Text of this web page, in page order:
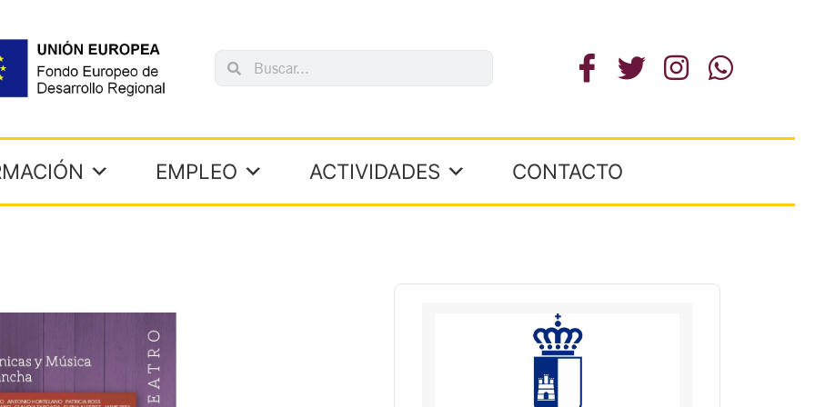
SearchSearch
EMPLEO ACTIVIDADES CONTACTO